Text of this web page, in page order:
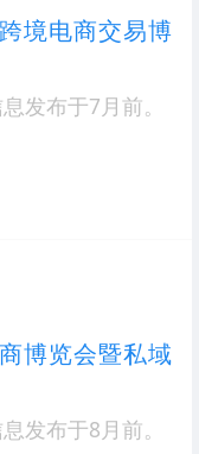
境电商交易博
发布于7月前。
博览会暨私域
发布于8月前。